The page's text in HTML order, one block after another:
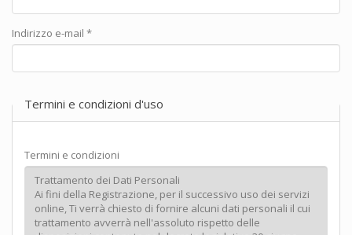
Indirizzo e-mail *
Termini e condizioni d'uso
Termini e condizioni